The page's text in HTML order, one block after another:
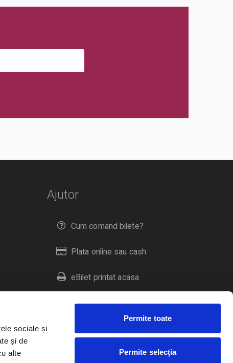
sociale și
și de
alte
Permite toate
Permite selecția
Ajutor
Cum comand bilete?
Plata online sau cash
eBilet printat acasa
Livrare prin curier
Duplicare bilete